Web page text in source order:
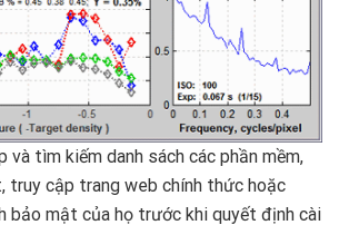
và tìm kiếm danh sách các phần mềm,
truy cập trang web chính thức hoặc
bảo mật của họ trước khi quyết định cài